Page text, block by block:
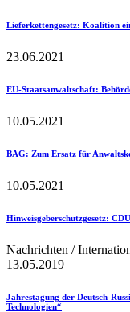
Lieferkettengesetz: Koalition
23.06.2021
EU-Staatsanwaltschaft:
10.05.2021
BAG: Zum Ersatz für
10.05.2021
Hinweisgeberschutzgesetz:
Nachrichten /
13.05.2019
Jahrestagung der Deutsch-
Technologien“